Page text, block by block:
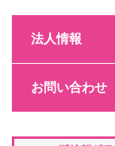
法人情報
お問い合わせ